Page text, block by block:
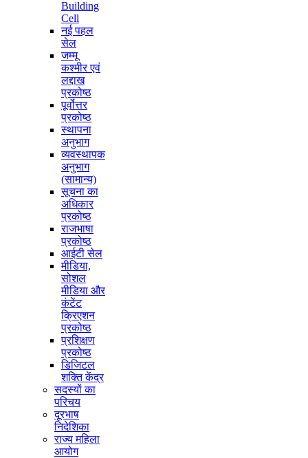
Building
Cell
नई पहल
सेल
जम्मू
कश्मीर एवं
लद्दाख
प्रकोष्ठ
पूर्वोत्तर
प्रकोष्ठ
स्थापना
अनुभाग
व्यवस्थापक
अनुभाग
(सामान्य)
सूचना का
अधिकार
प्रकोष्ठ
राजभाषा
प्रकोष्ठ
आईटी सेल
मीडिया,
सोशल
मीडिया और
कंटेंट
क्रिएशन
प्रकोष्ठ
प्रशिक्षण
प्रकोष्ठ
डिजिटल
शक्ति केंद्र
सदस्यों का
परिचय
दूरभाष
निदेशिका
राज्य महिला
आयोग